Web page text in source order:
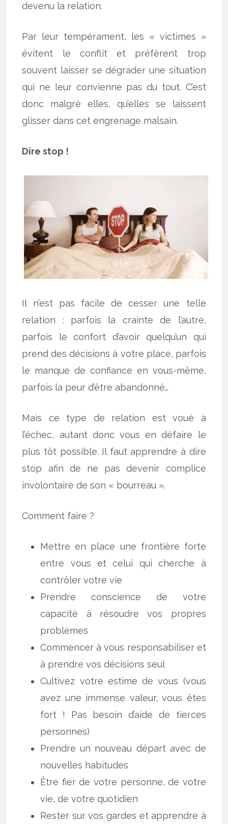
devenu la relation.
Par leur tempérament, les « victimes »
évitent le conflit et préfèrent trop
souvent laisser se dégrader une situation
qui ne leur convienne pas du tout. C’est
donc malgré elles, qu’elles se laissent
glisser dans cet engrenage malsain.
Dire stop !
Il n’est pas facile de cesser une telle
relation : parfois la crainte de l’autre,
parfois le confort d’avoir quelqu’un qui
prend des décisions à votre place, parfois
le manque de confiance en vous-même,
parfois la peur d’être abandonné…
Mais ce type de relation est voué à
l’échec, autant donc vous en défaire le
plus tôt possible. Il faut apprendre à dire
stop afin de ne pas devenir complice
involontaire de son « bourreau ».
Comment faire ?
Mettre en place une frontière forte
entre vous et celui qui cherche à
contrôler votre vie
Prendre conscience de votre
capacité à résoudre vos propres
problèmes
Commencer à vous responsabiliser et
à prendre vos décisions seul
Cultivez votre estime de vous (vous
avez une immense valeur, vous êtes
fort ! Pas besoin d’aide de tierces
personnes)
Prendre un nouveau départ avec de
nouvelles habitudes
Être fier de votre personne, de votre
vie, de votre quotidien
Rester sur vos gardes et apprendre à